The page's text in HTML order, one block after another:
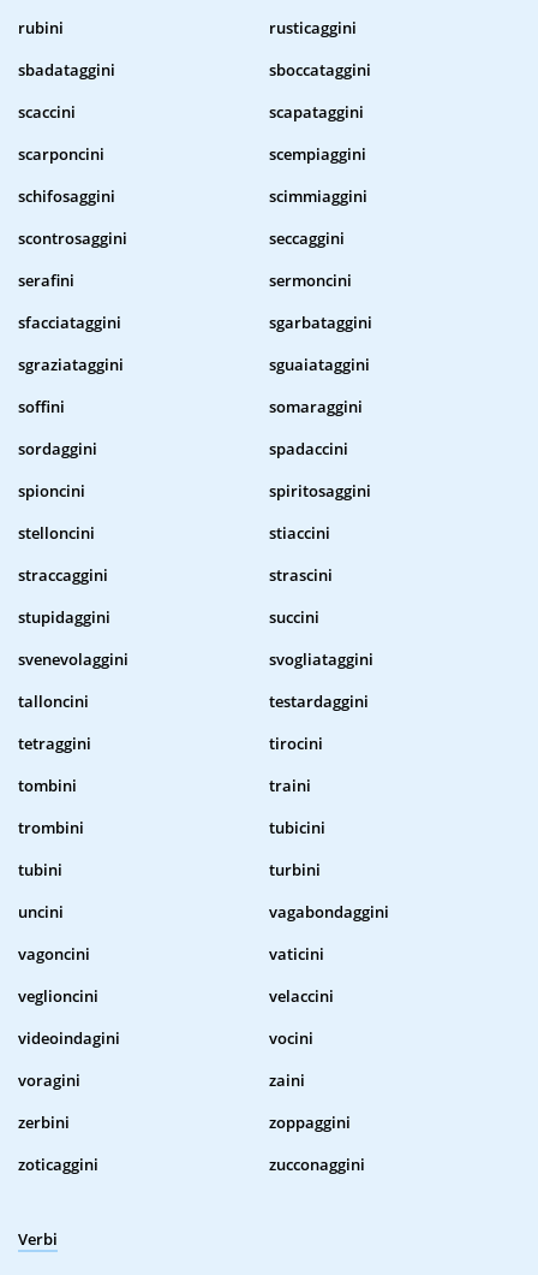
rubini
rusticaggini
sbadataggini
sboccataggini
scaccini
scapataggini
scarponcini
scempiaggini
schifosaggini
scimmiaggini
scontrosaggini
seccaggini
serafini
sermoncini
sfacciataggini
sgarbataggini
sgraziataggini
sguaiataggini
soffini
somaraggini
sordaggini
spadaccini
spioncini
spiritosaggini
stelloncini
stiaccini
straccaggini
strascini
stupidaggini
succini
svenevolaggini
svogliataggini
talloncini
testardaggini
tetraggini
tirocini
tombini
traini
trombini
tubicini
tubini
turbini
uncini
vagabondaggini
vagoncini
vaticini
veglioncini
velaccini
videoindagini
vocini
voragini
zaini
zerbini
zoppaggini
zoticaggini
zucconaggini
Verbi